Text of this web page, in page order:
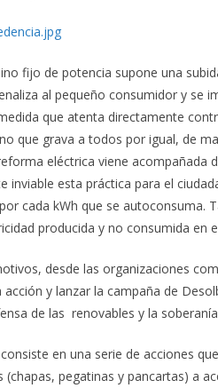
fijo de potencia supone una
al pequeño consumidor y se
que atenta directamente
que grava a todos por igual, de
eléctrica viene acompañada
inviable esta práctica para el
cada kWh que se autoconsuma.
producida y no consumida en
desde las organizaciones
acción y lanzar la campaña de
de las renovables y la
en una serie de acciones
(chapas, pegatinas y pancartas) a